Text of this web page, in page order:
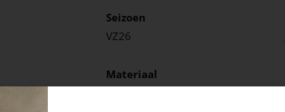
Seizoen
VZ26
Materiaal